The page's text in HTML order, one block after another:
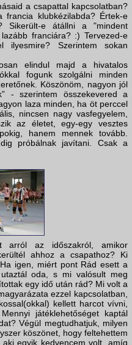
a csapattal kapcsolatban?
klubkézilabda? Értek-e
Sikerült-e átállni a "mindent
franciára? :) Tervezed-e
Szerintem sokan
elindul majd a hivatalos
fogunk szolgálni minden
Köszönöm, nagyon jól
- szerintem összekevered a
laza minden, ha öt perccel
nincsen nagy vasfegyelem,
az életet, egy-egy vesztes
hanem mennek tovább.
próbálnak javítani. Csak a
arról az időszakról, amikor
ahhoz a csapathoz? Ki
igen, miért pont Rád esett a
oda, s mi valósult meg
egy idő után rád? Mi volt a
ezzel kapcsolatban,
kellett harcot vívni,
játéklehetőséget kaptál
Végül megtudhatjuk, milyen
köszönet, hogy feltehettem
egyik kedvencem volt, amíg